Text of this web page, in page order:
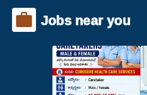
Jobs near you